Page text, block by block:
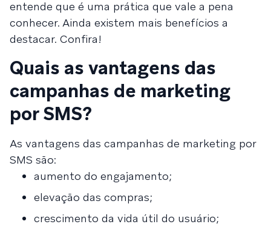
entende que é uma prática que vale a pena
conhecer. Ainda existem mais benefícios a
destacar. Confira!
Quais as vantagens das
campanhas de marketing
por SMS?
As vantagens das campanhas de marketing por
SMS são:
aumento do engajamento;
elevação das compras;
crescimento da vida útil do usuário;